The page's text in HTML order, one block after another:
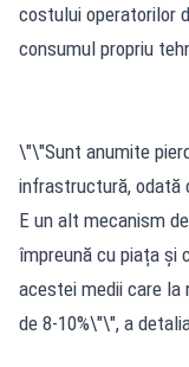
costului operatorilor
consumul propriu
\"\"Sunt anumite
infrastructură, odată
E un alt mecanism
împreună cu piața și
acestei medii care la
de 8-10%\"\", a